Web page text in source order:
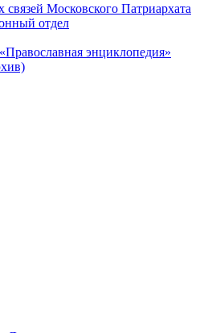
Московского Патриархата
отдел
энциклопедия»